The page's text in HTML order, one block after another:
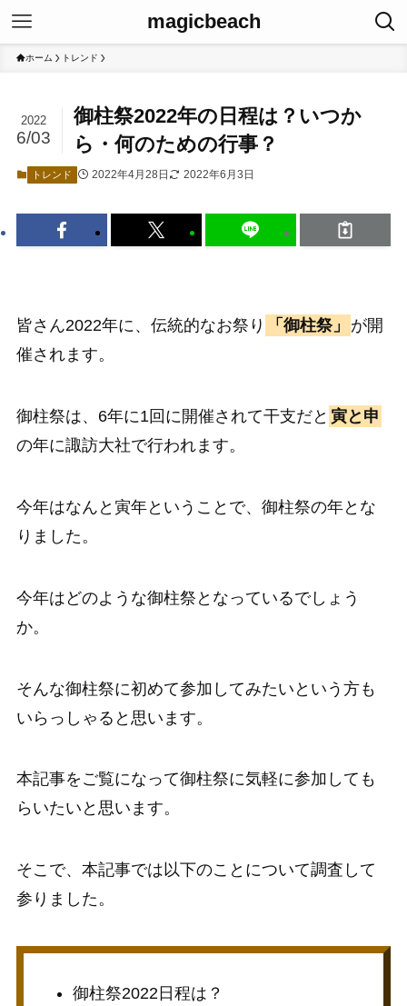
magicbeach
ホーム トレンド
御柱祭2022年の日程は？いつか
ら・何のための行事？
2022
6/03
トレンド 2022年4月28日 2022年6月3日
皆さん2022年に、伝統的なお祭り 「御柱祭」
が開
催されます。
御柱祭は、6年に1回に開催されて干支だと 寅と申
の年に諏訪大社で行われます。
今年はなんと寅年ということで、御柱祭の年とな
りました。
今年はどのような御柱祭となっているでしょう
か。
そんな御柱祭に初めて参加してみたいという方も
いらっしゃると思います。
本記事をご覧になって御柱祭に気軽に参加しても
らいたいと思います。
そこで、本記事では以下のことについて調査して
参りました。
御柱祭2022日程は？